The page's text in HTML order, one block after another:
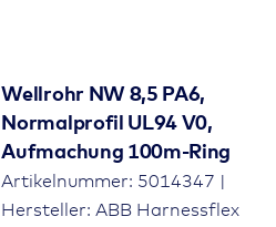
Wellrohr NW 8,5 PA6,
Normalprofil UL94 V0,
Aufmachung 100m-Ring
Artikelnummer: 5014347 |
Hersteller: ABB Harnessflex